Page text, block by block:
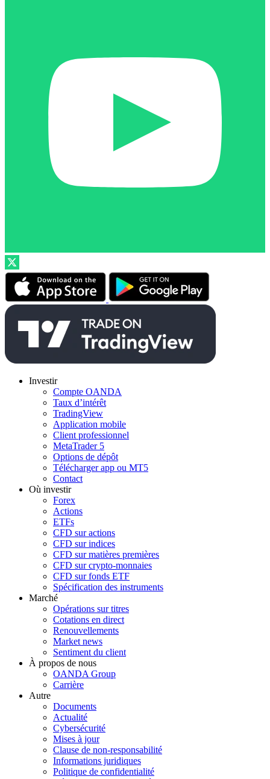
Investir
Compte OANDA
Taux d’intérêt
TradingView
Application mobile
Client professionnel
MetaTrader 5
Options de dépôt
Télécharger app ou MT5
Contact
Où investir
Forex
Actions
ETFs
CFD sur actions
CFD sur indices
CFD sur matières premières
CFD sur crypto-monnaies
CFD sur fonds ETF
Spécification des instruments
Marché
Opérations sur titres
Cotations en direct
Renouvellements
Market news
Sentiment du client
À propos de nous
OANDA Group
Carrière
Autre
Documents
Actualité
Cybersécurité
Mises à jour
Clause de non-responsabilité
Informations juridiques
Politique de confidentialité